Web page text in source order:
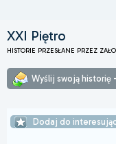
XXI Piętro
HISTORIE PRZESŁANE PRZEZ
Wyślij swoją historię
Dodaj do